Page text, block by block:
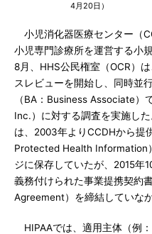
4月20日）
小児消化器医療センター（
小児専門診療所を運営する小
8月、HHS公民権室（OCR）
スレビューを開始し、同時並
（BA：Business Associate
Inc.）に対する調査を実施し
は、2003年よりCCDHから提
Protected Health Information
ジに保存していたが、2015年
義務付けられた事業提携契約
Agreement）を締結していな
HIPAAでは、適用主体（例